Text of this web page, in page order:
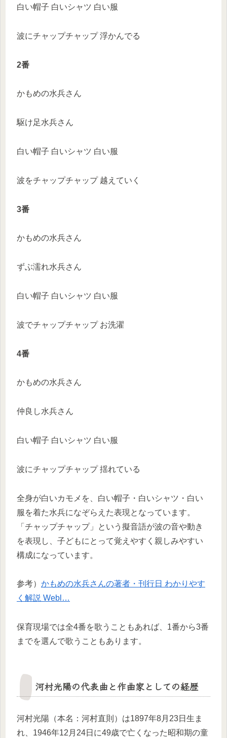
白い帽子 白いシャツ 白い服
波にチャップチャップ 浮かんでる
2番
かもめの水兵さん
駆け足水兵さん
白い帽子 白いシャツ 白い服
波をチャップチャップ 越えていく
3番
かもめの水兵さん
ずぶ濡れ水兵さん
白い帽子 白いシャツ 白い服
波でチャップチャップ お洗濯
4番
かもめの水兵さん
仲良し水兵さん
白い帽子 白いシャツ 白い服
波にチャップチャップ 揺れている
全身が白いカモメを、白い帽子・白いシャツ・白い
服を着た水兵になぞらえた表現となっています。
「チャップチャップ」という擬音語が波の音や動き
を表現し、子どもにとって覚えやすく親しみやすい
構成になっています。
参考） かもめの水兵さんの著者・刊行日 わかりやす
く解説 Webl…
保育現場では全4番を歌うこともあれば、1番から3番
までを選んで歌うこともあります。
河村光陽の代表曲と作曲家としての経歴
河村光陽（本名：河村直則）は1897年8月23日生ま
れ、1946年12月24日に49歳で亡くなった昭和期の童